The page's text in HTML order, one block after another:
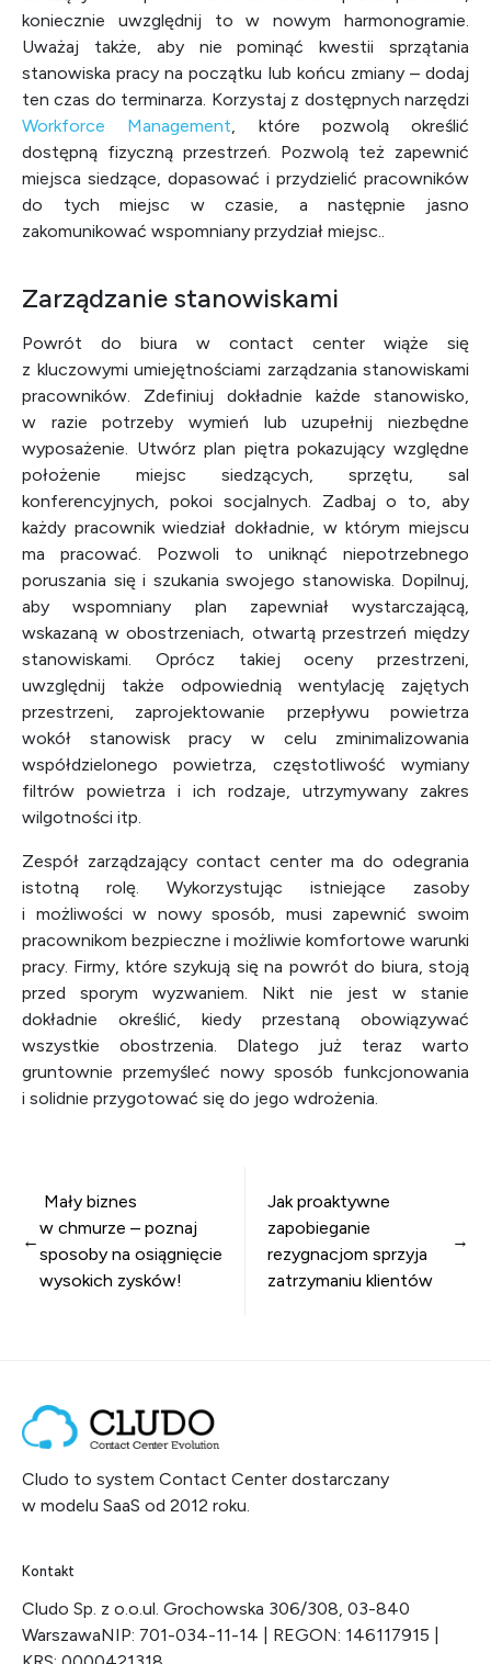
koniecznie uwzględnij to w nowym harmonogramie.
Uważaj także, aby nie pominąć kwestii sprzątania
stanowiska pracy na początku lub końcu zmiany – dodaj
ten czas do terminarza. Korzystaj z dostępnych narzędzi
Workforce Management, które pozwolą określić
dostępną fizyczną przestrzeń. Pozwolą też zapewnić
miejsca siedzące, dopasować i przydzielić pracowników
do tych miejsc w czasie, a następnie jasno
zakomunikować wspomniany przydział miejsc..
Zarządzanie stanowiskami
Powrót do biura w contact center wiąże się
z kluczowymi umiejętnościami zarządzania stanowiskami
pracowników. Zdefiniuj dokładnie każde stanowisko,
w razie potrzeby wymień lub uzupełnij niezbędne
wyposażenie. Utwórz plan piętra pokazujący względne
położenie miejsc siedzących, sprzętu, sal
konferencyjnych, pokoi socjalnych. Zadbaj o to, aby
każdy pracownik wiedział dokładnie, w którym miejscu
ma pracować. Pozwoli to uniknąć niepotrzebnego
poruszania się i szukania swojego stanowiska. Dopilnuj,
aby wspomniany plan zapewniał wystarczającą,
wskazaną w obostrzeniach, otwartą przestrzeń między
stanowiskami. Oprócz takiej oceny przestrzeni,
uwzględnij także odpowiednią wentylację zajętych
przestrzeni, zaprojektowanie przepływu powietrza
wokół stanowisk pracy w celu zminimalizowania
współdzielonego powietrza, częstotliwość wymiany
filtrów powietrza i ich rodzaje, utrzymywany zakres
wilgotności itp.
Zespół zarządzający contact center ma do odegrania
istotną rolę. Wykorzystując istniejące zasoby
i możliwości w nowy sposób, musi zapewnić swoim
pracownikom bezpieczne i możliwie komfortowe warunki
pracy. Firmy, które szykują się na powrót do biura, stoją
przed sporym wyzwaniem. Nikt nie jest w stanie
dokładnie określić, kiedy przestaną obowiązywać
wszystkie obostrzenia. Dlatego już teraz warto
gruntownie przemyśleć nowy sposób funkcjonowania
i solidnie przygotować się do jego wdrożenia.
Nawigacja wpisu
Mały biznes
w chmurze – poznaj
sposoby na osiągnięcie
wysokich zysków!
Jak proaktywne
zapobieganie
rezygnacjom sprzyja
zatrzymaniu klientów
Cludo to system Contact Center dostarczany
w modelu SaaS od 2012 roku.
Kontakt
Cludo Sp. z o.o.ul. Grochowska 306/308, 03-840
WarszawaNIP: 701-034-11-14 | REGON: 146117915 |